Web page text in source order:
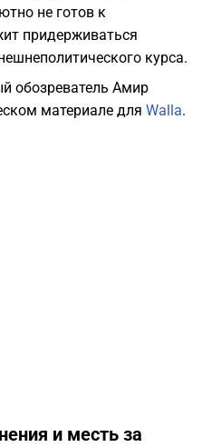
не готов к
придерживаться
курса.
обозреватель Амир
материале для Walla.
и месть за